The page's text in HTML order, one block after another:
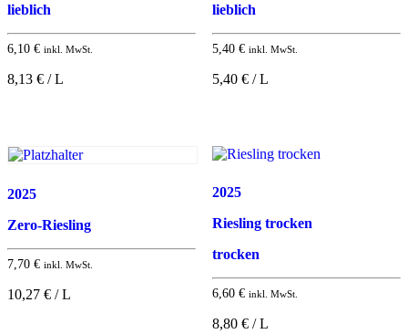
lieblich
6,10 € inkl. MwSt.
8,13 € / L
lieblich
5,40 € inkl. MwSt.
5,40 € / L
2025
Zero-Riesling
7,70 € inkl. MwSt.
10,27 € / L
2025
Riesling trocken
trocken
6,60 € inkl. MwSt.
8,80 € / L